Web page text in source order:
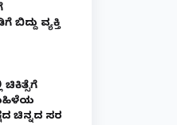
ವ್ಯಕ್ತಿ
ಚಿನ್ನದ ಸರ